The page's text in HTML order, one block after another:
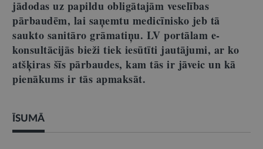
jādodas uz papildu obligātajām veselības
pārbaudēm, lai saņemtu medicīnisko jeb tā
saukto sanitāro grāmatiņu. LV portālam e-
konsultācijās bieži tiek iesūtīti jautājumi, ar ko
atšķiras šīs pārbaudes, kam tās ir jāveic un kā
pienākums ir tās apmaksāt.
ĪSUMĀ